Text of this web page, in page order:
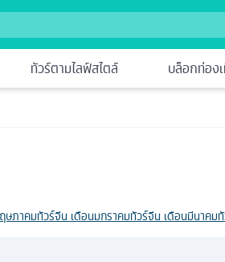
ทัวร์ตามไลฟ์สไตล์ บล็อกท่อง
ษภาคมทัวร์จีน เดือนมกราคมทัวร์จีน เดือนมีนาคม